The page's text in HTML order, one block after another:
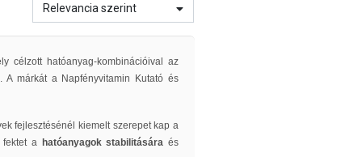
Relevancia szerint
célzott hatóanyag-kombinációival az
A márkát a Napfényvitamin Kutató és
fejlesztésénél kiemelt szerepet kap a
fektet a hatóanyagok stabilitásáraés